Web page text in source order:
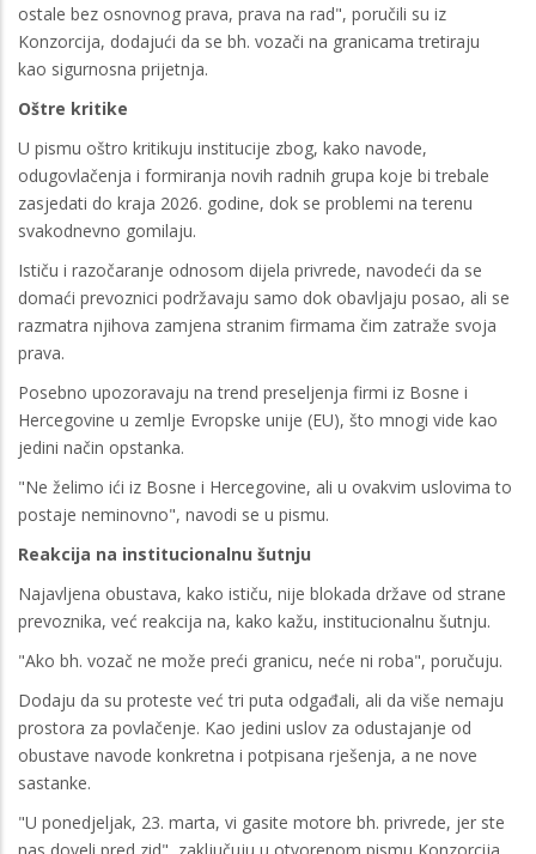
ostale bez osnovnog prava, prava na rad", poručili su iz
Konzorcija, dodajući da se bh. vozači na granicama tretiraju
kao sigurnosna prijetnja.
Oštre kritike
U pismu oštro kritikuju institucije zbog, kako navode,
odugovlačenja i formiranja novih radnih grupa koje bi trebale
zasjedati do kraja 2026. godine, dok se problemi na terenu
svakodnevno gomilaju.
Ističu i razočaranje odnosom dijela privrede, navodeći da se
domaći prevoznici podržavaju samo dok obavljaju posao, ali se
razmatra njihova zamjena stranim firmama čim zatraže svoja
prava.
Posebno upozoravaju na trend preseljenja firmi iz Bosne i
Hercegovine u zemlje Evropske unije (EU), što mnogi vide kao
jedini način opstanka.
"Ne želimo ići iz Bosne i Hercegovine, ali u ovakvim uslovima to
postaje neminovno", navodi se u pismu.
Reakcija na institucionalnu šutnju
Najavljena obustava, kako ističu, nije blokada države od strane
prevoznika, već reakcija na, kako kažu, institucionalnu šutnju.
"Ako bh. vozač ne može preći granicu, neće ni roba", poručuju.
Dodaju da su proteste već tri puta odgađali, ali da više nemaju
prostora za povlačenje. Kao jedini uslov za odustajanje od
obustave navode konkretna i potpisana rješenja, a ne nove
sastanke.
"U ponedjeljak, 23. marta, vi gasite motore bh. privrede, jer ste
nas doveli pred zid", zaključuju u otvorenom pismu Konzorcija